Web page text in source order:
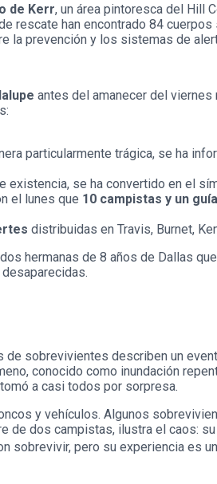
de Kerr, un área pintoresca del Hill
rescate han encontrado 84
la prevención y los sistemas de
antes del amanecer del
particularmente trágica, se ha
se ha convertido en el
el lunes que 10 campistas y un
distribuidas en Travis, Burnet,
hermanas de 8 años de Dallas
sobrevivientes describen un
conocido como inundación
a casi todos por sorpresa.
y vehículos. Algunos
dos campistas, ilustra el caos:
sobrevivir, pero su experiencia es